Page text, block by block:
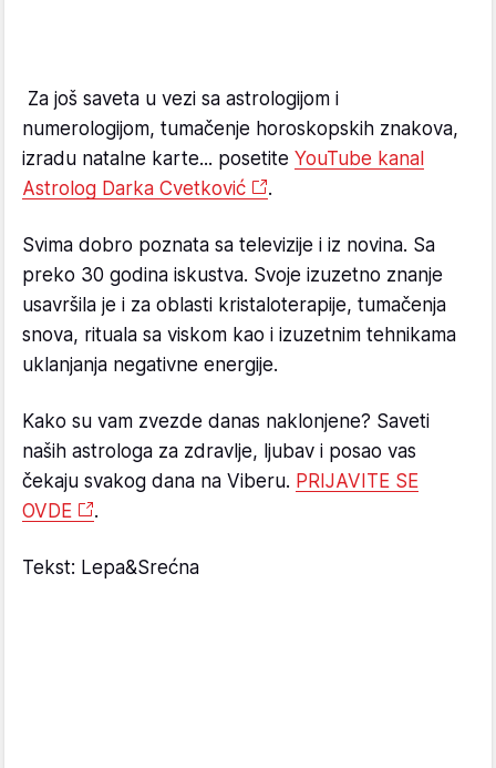
Za još saveta u vezi sa astrologijom i
numerologijom, tumačenje horoskopskih znakova,
izradu natalne karte... posetite YouTube kanal
Astrolog Darka Cvetković
.
Svima dobro poznata sa televizije i iz novina. Sa
preko 30 godina iskustva. Svoje izuzetno znanje
usavršila je i za oblasti kristaloterapije, tumačenja
snova, rituala sa viskom kao i izuzetnim tehnikama
uklanjanja negativne energije.
Kako su vam zvezde danas naklonjene? Saveti
naših astrologa za zdravlje, ljubav i posao vas
čekaju svakog dana na Viberu. PRIJAVITE SE
OVDE
.
Tekst: Lepa&Srećna